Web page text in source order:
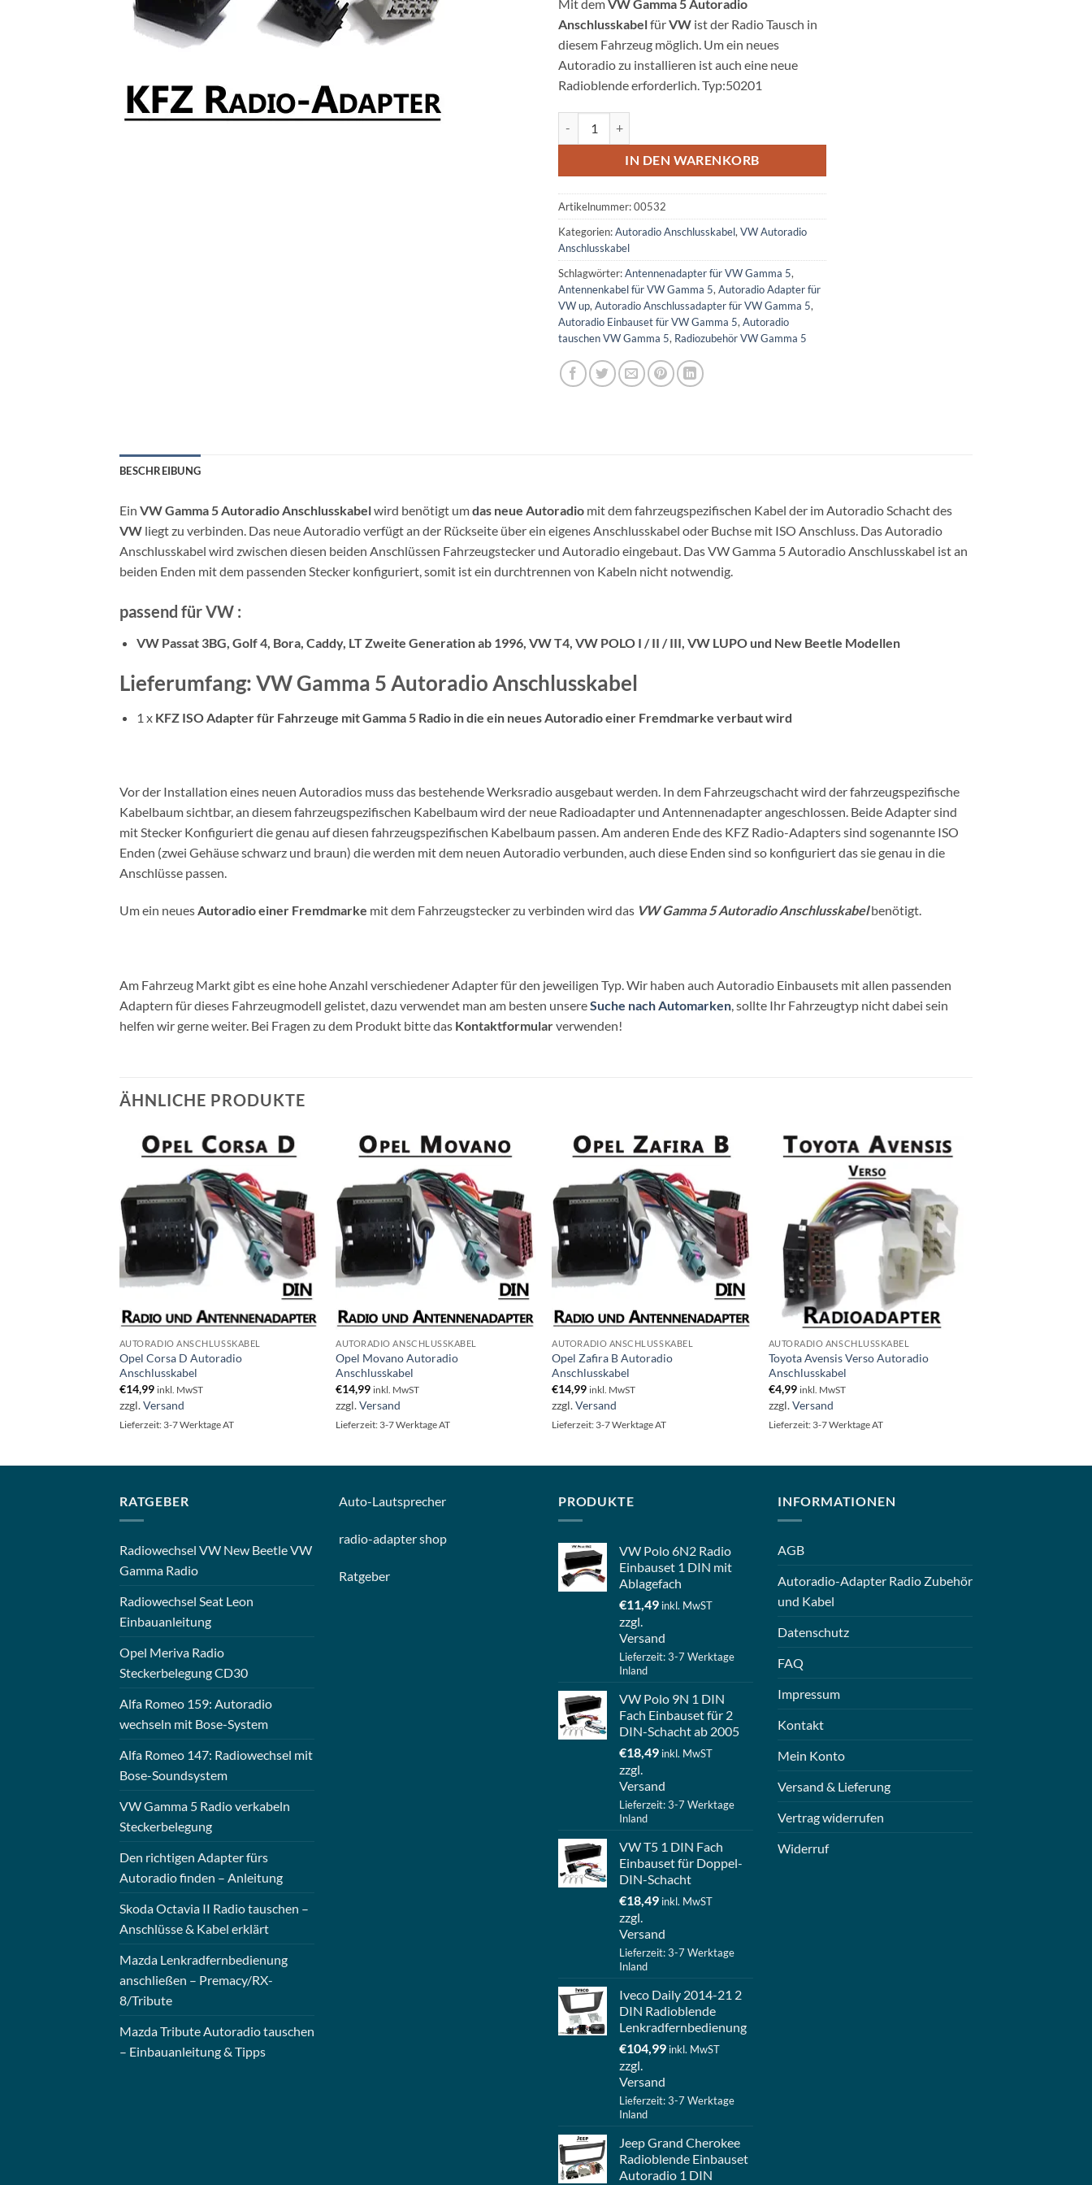
Mit demVW Gamma 5 Autoradio
AnschlusskabelfürVW ist der Radio Tausch in
diesem Fahrzeug möglich. Um ein neues
Autoradio zu installieren ist auch eine neue
Radioblende erforderlich. Typ:50201
IN DEN WARENKORB
Artikelnummer:00532
Kategorien:Autoradio Anschlusskabel, VW Autoradio
Anschlusskabel
Schlagwörter:Antennenadapter für VW Gamma 5,
Antennenkabel für VW Gamma 5, Autoradio Adapter für
VW up, Autoradio Anschlussadapter für VW Gamma 5,
Autoradio Einbauset für VW Gamma 5, Autoradio
tauschen VW Gamma 5, Radiozubehör VW Gamma 5
BESCHREIBUNG
Ein VW Gamma 5 Autoradio Anschlusskabelwird benötigt umdas neue Autoradio mit dem fahrzeugspezifischen Kabel der im Autoradio Schacht des
VW liegt zu verbinden. Das neue Autoradio verfügt an der Rückseite über ein eigenes Anschlusskabel oder Buchse mit ISO Anschluss. Das Autoradio
Anschlusskabel wird zwischen diesen beiden Anschlüssen Fahrzeugstecker und Autoradio eingebaut. Das VW Gamma 5 Autoradio Anschlusskabel ist an
beiden Enden mit dem passenden Stecker konfiguriert, somit ist ein durchtrennen von Kabeln nicht notwendig.
passend für VW :
VW Passat 3BG, Golf 4, Bora, Caddy, LT Zweite Generation ab 1996, VW T4, VW POLO I / II / III, VW LUPO und New Beetle Modellen
Lieferumfang: VW Gamma 5 Autoradio Anschlusskabel
1 x KFZ ISO Adapter für Fahrzeuge mit Gamma 5 Radio in die ein neues Autoradio einer Fremdmarke verbaut wird
Vor der Installation eines neuen Autoradios muss das bestehende Werksradio ausgebaut werden. In dem Fahrzeugschacht wird der fahrzeugspezifische
Kabelbaum sichtbar, an diesem fahrzeugspezifischen Kabelbaum wird der neue Radioadapter und Antennenadapter angeschlossen. Beide Adapter sind
mit Stecker Konfiguriert die genau auf diesen fahrzeugspezifischen Kabelbaum passen. Am anderen Ende des KFZ Radio-Adapters sind sogenannte ISO
Enden (zwei Gehäuse schwarz und braun) die werden mit dem neuen Autoradio verbunden, auch diese Enden sind so konfiguriert das sie genau in die
Anschlüsse passen.
Um ein neuesAutoradio einer Fremdmarke mit dem Fahrzeugstecker zu verbinden wird das VW Gamma 5 Autoradio Anschlusskabelbenötigt.
Am Fahrzeug Markt gibt es eine hohe Anzahl verschiedener Adapter für den jeweiligen Typ. Wir haben auch Autoradio Einbausets mit allen passenden
Adaptern für dieses Fahrzeugmodell gelistet, dazu verwendet man am besten unsereSuche nach Automarken, sollte Ihr Fahrzeugtyp nicht dabei sein
helfen wir gerne weiter. Bei Fragen zu dem Produkt bitte das Kontaktformularverwenden!
ÄHNLICHE PRODUKTE
AUTORADIO ANSCHLUSSKABEL
Opel Corsa D Autoradio
Anschlusskabel
€14,99 inkl. MwST
zzgl.Versand
Lieferzeit: 3-7 Werktage AT
AUTORADIO ANSCHLUSSKABEL
Opel Movano Autoradio
Anschlusskabel
€14,99 inkl. MwST
zzgl.Versand
Lieferzeit: 3-7 Werktage AT
AUTORADIO ANSCHLUSSKABEL
Opel Zafira B Autoradio
Anschlusskabel
€14,99 inkl. MwST
zzgl.Versand
Lieferzeit: 3-7 Werktage AT
AUTORADIO ANSCHLUSSKABEL
Toyota Avensis Verso Autoradio
Anschlusskabel
€4,99 inkl. MwST
zzgl.Versand
Lieferzeit: 3-7 Werktage AT
RATGEBER
Radiowechsel VW New Beetle VW
Gamma Radio
Radiowechsel Seat Leon
Einbauanleitung
Opel Meriva Radio
Steckerbelegung CD30
Alfa Romeo 159: Autoradio
wechseln mit Bose-System
Alfa Romeo 147: Radiowechsel mit
Bose-Soundsystem
VW Gamma 5 Radio verkabeln
Steckerbelegung
Den richtigen Adapter fürs
Autoradio finden – Anleitung
Skoda Octavia II Radio tauschen –
Anschlüsse & Kabel erklärt
Mazda Lenkradfernbedienung
anschließen – Premacy/RX-
8/Tribute
Mazda Tribute Autoradio tauschen
– Einbauanleitung & Tipps
Auto-Lautsprecher
radio-adapter shop
Ratgeber
PRODUKTE
VW Polo 6N2 Radio
Einbauset 1 DIN mit
Ablagefach
€11,49 inkl. MwST
zzgl.
Versand
Lieferzeit: 3-7 Werktage
Inland
VW Polo 9N 1 DIN
Fach Einbauset für 2
DIN-Schacht ab 2005
€18,49 inkl. MwST
zzgl.
Versand
Lieferzeit: 3-7 Werktage
Inland
VW T5 1 DIN Fach
Einbauset für Doppel-
DIN-Schacht
€18,49 inkl. MwST
zzgl.
Versand
Lieferzeit: 3-7 Werktage
Inland
Iveco Daily 2014-21 2
DIN Radioblende
Lenkradfernbedienung
€104,99 inkl. MwST
zzgl.
Versand
Lieferzeit: 3-7 Werktage
Inland
Jeep Grand Cherokee
Radioblende Einbauset
Autoradio 1 DIN
INFORMATIONEN
AGB
Autoradio-Adapter Radio Zubehör
und Kabel
Datenschutz
FAQ
Impressum
Kontakt
Mein Konto
Versand & Lieferung
Vertrag widerrufen
Widerruf